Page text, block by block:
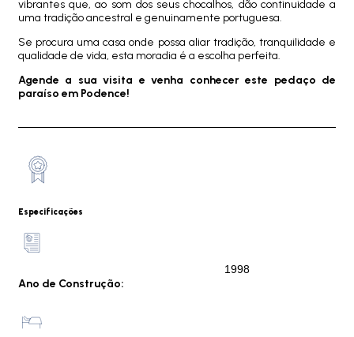
vibrantes que, ao som dos seus chocalhos, dão continuidade a
uma tradição ancestral e genuinamente portuguesa.
Se procura uma casa onde possa aliar tradição, tranquilidade e
qualidade de vida, esta moradia é a escolha perfeita.
Agende a sua visita e venha conhecer este pedaço de
paraíso em Podence!
Especificações
Ano de Construção:
1998